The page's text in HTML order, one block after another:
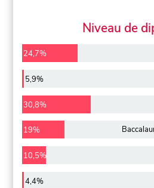
Niveau de
24,7%
5,9%
30,8%
19%
10,5%
4,4%